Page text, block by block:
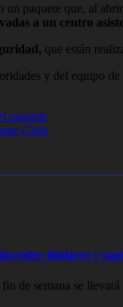
paquete que, al
a un centro
que están
y del equipo
paquete
Chile
titulares y
de semana se